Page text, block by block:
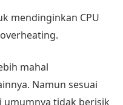
mendinginkan CPU
mahal
Namun sesuai
umumnya tidak berisik